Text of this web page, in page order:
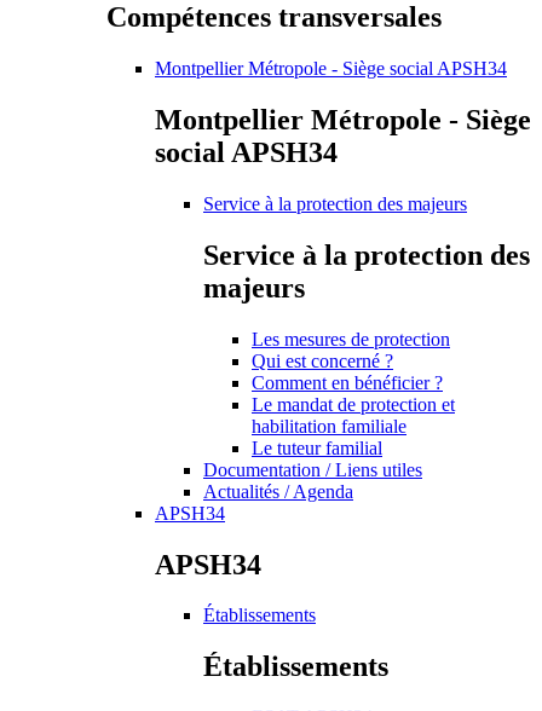
Compétences transversales
Montpellier Métropole - Siège social APSH34
Montpellier Métropole - Siège
social APSH34
Service à la protection des majeurs
Service à la protection des
majeurs
Les mesures de protection
Qui est concerné ?
Comment en bénéficier ?
Le mandat de protection et
habilitation familiale
Le tuteur familial
Documentation / Liens utiles
Actualités / Agenda
APSH34
APSH34
Établissements
Établissements